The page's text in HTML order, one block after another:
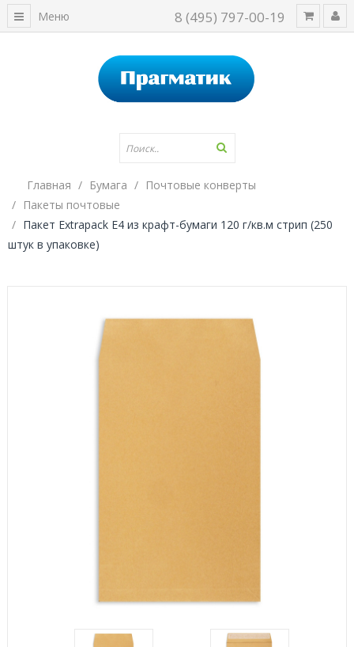
8 (495) 797-00-19
Меню
Главная Бумага
Почтовые конверты
Пакеты почтовые
Пакет Extrapack E4 из крафт-бумаги 120 г/кв.м стрип (250
штук в упаковке)